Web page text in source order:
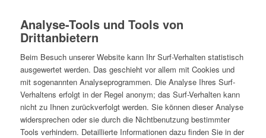
Analyse-Tools und Tools von
Drittanbietern
Beim Besuch unserer Website kann Ihr Surf-Verhalten statistisch
ausgewertet werden. Das geschieht vor allem mit Cookies und
mit sogenannten Analyseprogrammen. Die Analyse Ihres Surf-
Verhaltens erfolgt in der Regel anonym; das Surf-Verhalten kann
nicht zu Ihnen zurückverfolgt werden. Sie können dieser Analyse
widersprechen oder sie durch die Nichtbenutzung bestimmter
Tools verhindern. Detaillierte Informationen dazu finden Sie in der